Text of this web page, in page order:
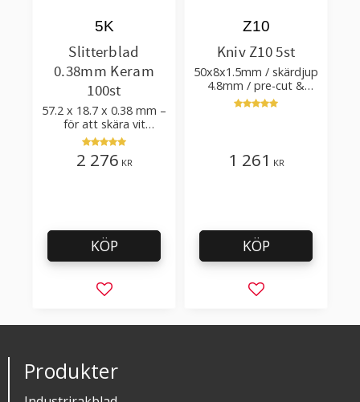
Slitterblad
0.38mm Keram
100st
57.2 x 18.7 x 0.38 mm –
för att skära vit
plastfilm med tillsatser
5K
2 276 KR
Lägg till i favoriter
KÖP
Kniv Z10 5st
50x8x1.5mm / skärdjup
4.8mm / pre-cut &
post-cut 0.84xTm /
skärvinkel 50°
Z10
1 261 KR
Lägg till i
KÖP
Produkter